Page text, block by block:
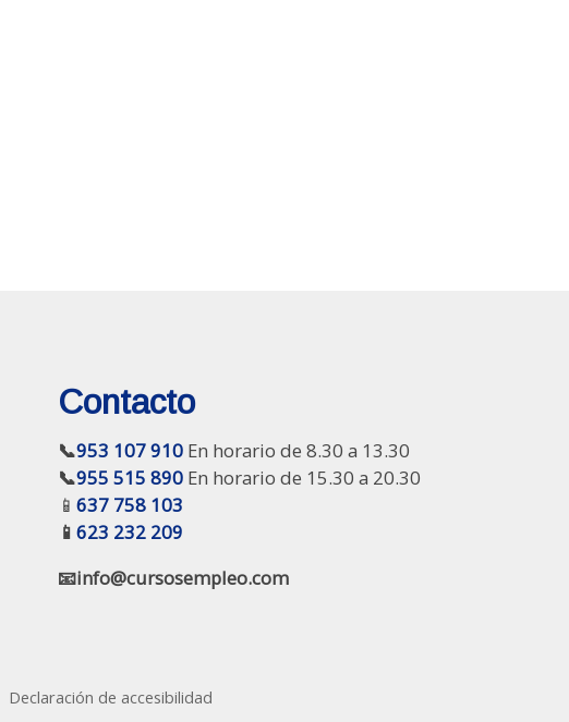
Contacto
📞953 107 910En horario de 8.30 a 13.30
📞955 515 890En horario de 15.30 a 20.30
📱 637 758 103
📱 623 232 209
📧info@cursosempleo.com
Declaración de accesibilidad